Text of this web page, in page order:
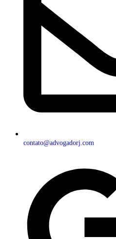
contato@advogadorj.com